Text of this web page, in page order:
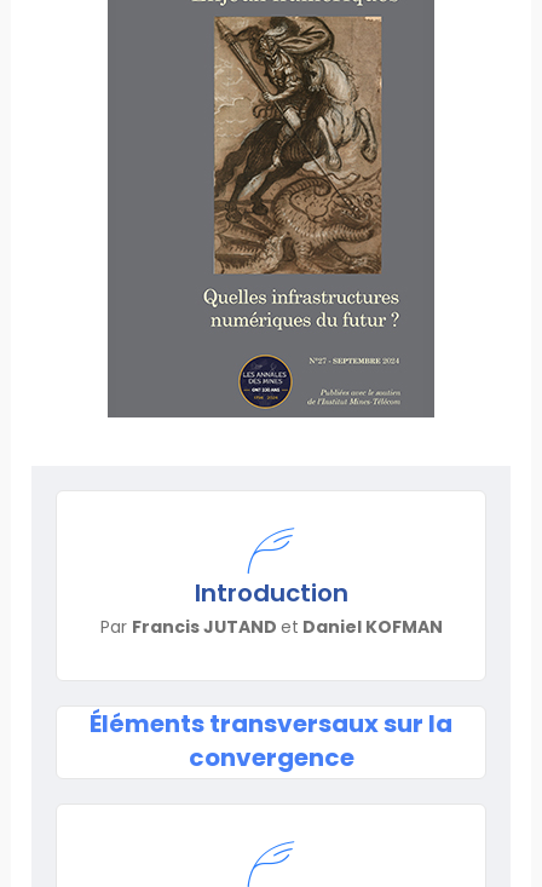
Introduction
Par Francis JUTAND et Daniel KOFMAN
Éléments transversaux sur la
convergence